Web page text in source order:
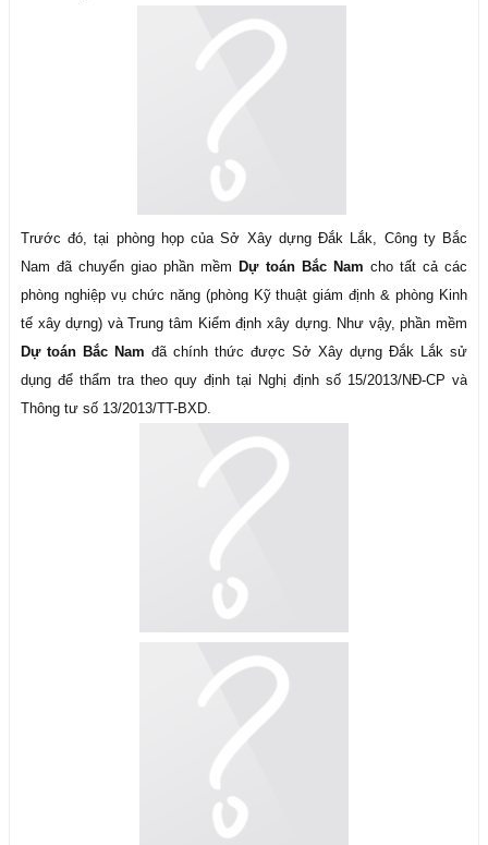
Trước đó, tại phòng họp của Sở Xây dựng Đắk Lắk, Công ty Bắc
Nam đã chuyển giao phần mềm Dự toán Bắc Nam cho tất cả các
phòng nghiệp vụ chức năng (phòng Kỹ thuật giám định & phòng Kinh
tế xây dựng) và Trung tâm Kiểm định xây dựng. Như vậy, phần mềm
Dự toán Bắc Nam đã chính thức được Sở Xây dựng Đắk Lắk sử
dụng để thẩm tra theo quy định tại Nghị định số 15/2013/NĐ-CP và
Thông tư số 13/2013/TT-BXD.